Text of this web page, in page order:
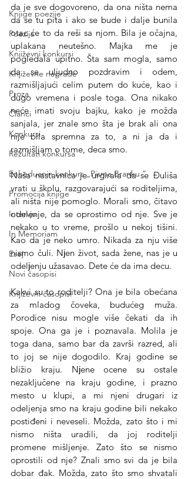
Knjige poezije
Poezija
Književni konkursi
Književne nagrade
Proza
Članci
Konkursi
Rezultati konkursa
Enheduanin konkurs „Pisma Branku ”
Promocija knjige
Intervju
In Memoriam
Esej
Novi časopisi
Književni časopisi
da je sve dogovoreno, da ona ništa nema
da se tu pita i ako se bude i dalje bunila
otac će to da reši sa njom. Bila je očajna,
uplakana neutešno. Majka me je
pogledala upitno. Šta sam mogla, samo
da se uljudno pozdravim i odem,
razmišljajući celim putem do kuće, kao i
dugo vremena i posle toga. Ona nikako
neće imati svoju bajku, kako je možda
sanjala, jer znale smo šta je brak ali ona
nije bila spremna za to, a ni ja da i
razmišljam o tome, deca smo.
Naša nastavnica je urgirala da se Đuliša
vrati u školu, razgovarajući sa roditeljima,
ali ništa nije pomoglo. Morali smo, čitavo
odelenje, da se oprostimo od nje. Sve je
nekako u to vreme, prošlo u nekoj tišini.
Kao da je neko umro. Nikada za nju više
nismo čuli. Nјen život, sada žene, nas je u
odelјenju užasavao. Dete će da ima decu.
Kakvi su to roditelji? Ona je bila obećana
za mladog čoveka, budućeg muža.
Porodice nisu mogle više čekati da ih
spoje. Ona ga je i poznavala. Molila je
toga dana, samo bar da završi razred, ali
to joj se nije dogodilo. Kraj godine se
bližio kraju. Nјene ocene su ostale
nezaključene na kraju godine, i prazno
mesto u klupi, a mi njeni drugari iz
odeljenja smo na kraju godine bili nekako
postiđeni i neveseli. Možda, zato što i mi
nismo ništa uradili, da joj roditelji
promene mišljenje. Zato što se nismo
oprostili od nje? Znali smo svi da je bila
dobar đak. Možda, zato što smo shvatali